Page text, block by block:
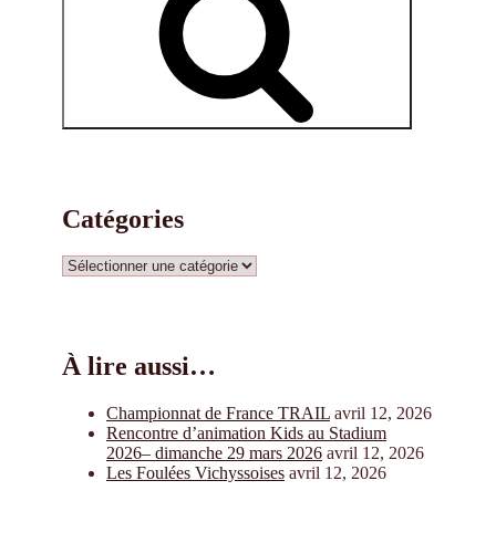
Catégories
Catégories
À lire aussi…
Championnat de France TRAIL avril 12, 2026
Rencontre d’animation Kids au Stadium
2026– dimanche 29 mars 2026 avril 12, 2026
Les Foulées Vichyssoises avril 12, 2026